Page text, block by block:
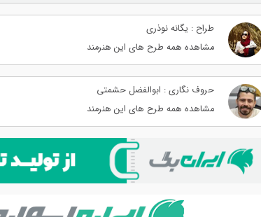
طراح : یگانه نوذری
مشاهده همه طرح های این هنرمند
حروف نگاری : ابوالفضل حشمتی
مشاهده همه طرح های این هنرمند